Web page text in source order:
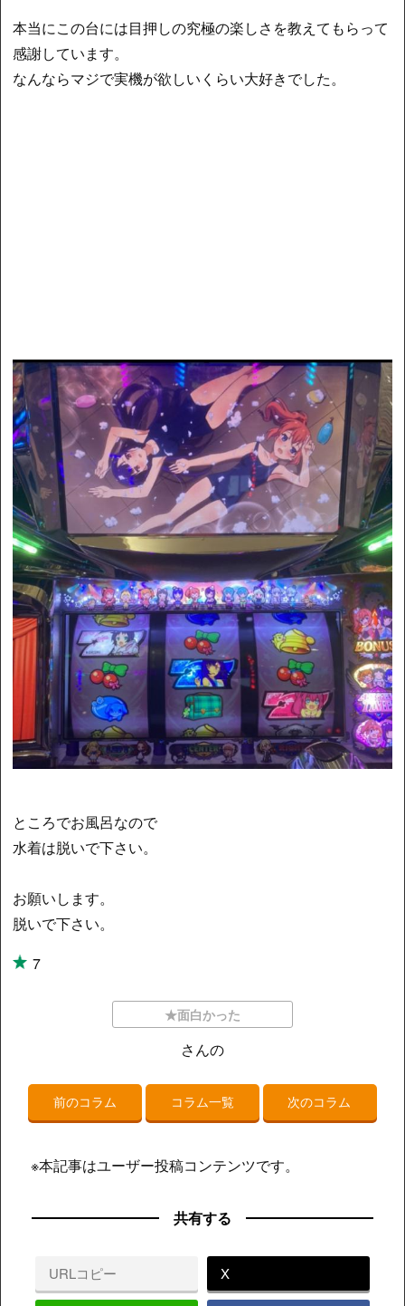
本当にこの台には目押しの究極の楽しさを教えてもらって
感謝しています。
なんならマジで実機が欲しいくらい大好きでした。
ところでお風呂なので
水着は脱いで下さい。
お願いします。
脱いで下さい。
7
★面白かった
さんの
前のコラム コラム一覧 次のコラム
※本記事はユーザー投稿コンテンツです。
共有する
URLコピー X